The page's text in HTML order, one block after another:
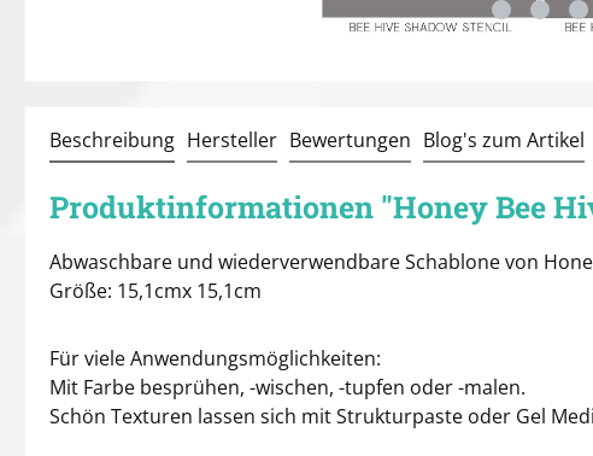
Beschreibung Hersteller Bewertungen Blog's zum Artikel
Produktinformationen "Honey Bee
Abwaschbare und wiederverwendbare Schablone von
Größe: 15,1cmx 15,1cm
Für viele Anwendungsmöglichkeiten:
Mit Farbe besprühen, -wischen, -tupfen oder -malen.
Schön Texturen lassen sich mit Strukturpaste oder Gel